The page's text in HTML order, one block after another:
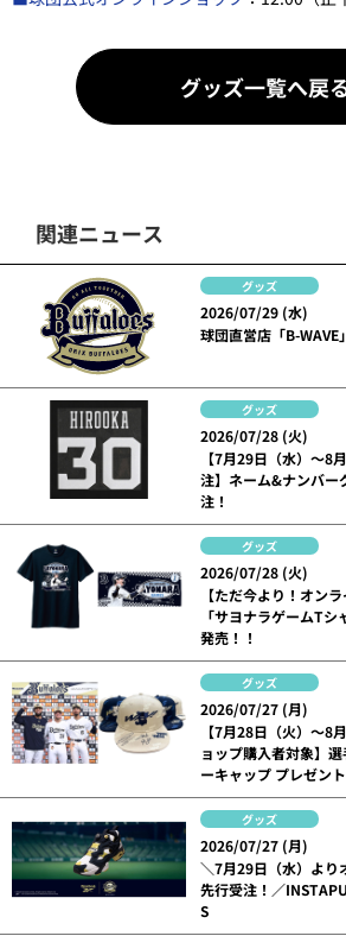
グッズ一覧へ戻
関連ニュース
グッズ
2026/07/29 (水)
球団直営店「B-
グッズ
2026/07/28 (火)
【7月29日（水）～8
注】ネーム&ナンバー
注！
グッズ
2026/07/28 (火)
【ただ今より！オン
「サヨナラゲームTシ
発売！！
グッズ
2026/07/27 (月)
【7月28日（火）～8
ョップ購入者対象】
ーキャップ プレゼン
グッズ
2026/07/27 (月)
＼7月29日（水）より
先行受注！／
S